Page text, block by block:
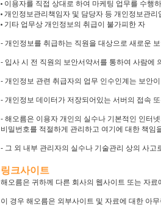
이용자를 직접 상대로 하여 마케팅 업무를 수행
개인정보관리책임자 및 담당자 등 개인정보관리
기타 업무상 개인정보의 취급이 불가피한 자
- 개인정보를 취급하는 직원을 대상으로 새로운
- 입사 시 전 직원의 보안서약서를 통하여 사람에
- 개인정보 관련 취급자의 업무 인수인계는 보안
- 개인정보 데이터가 저장되어있는 서버의 접속
- 해오름은 이용자 개인의 실수나 기본적인 인터
비밀번호를 적절하게 관리하고 여기에 대한 책임
- 그 외 내부 관리자의 실수나 기술관리 상의 사
링크사이트
해오름은 귀하께 다른 회사의 웹사이트 또는 자
이 경우 해오름은 외부사이트 및 자료에 대한 아